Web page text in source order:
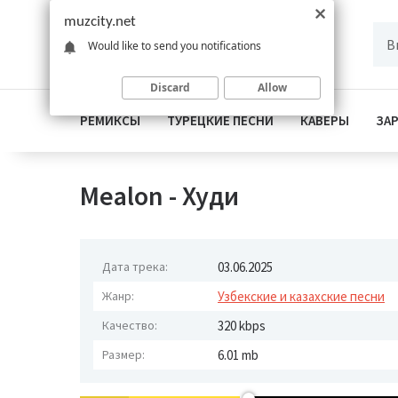
РЕМИКСЫ ТУРЕЦКИЕ ПЕСНИ КАВЕРЫ
Mealon - Худи
Дата трека: 03.06.2025
Жанр: Узбекские и казахские песни
Качество: 320 kbps
Размер: 6.01 mb
muzcity.net
Would like to send you notifications
Discard Allow